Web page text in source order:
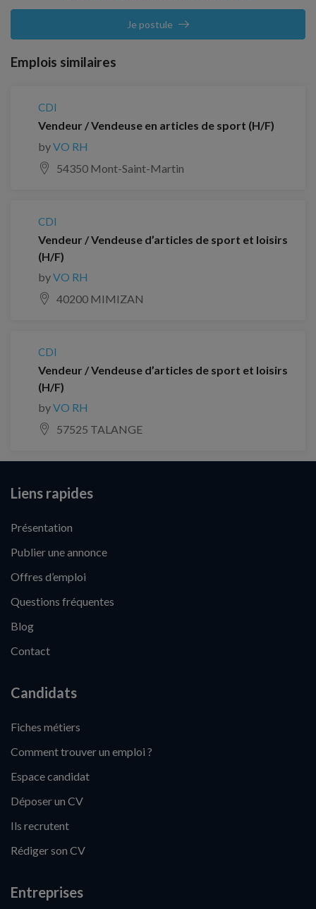
Je postule
Emplois similaires
CDI
Vendeur / Vendeuse en articles de sport (H/F)
byVO RH
54350 Mont-Saint-Martin
CDI
Vendeur / Vendeuse d’articles de sport et loisirs
(H/F)
byVO RH
40200 MIMIZAN
CDI
Vendeur / Vendeuse d’articles de sport et loisirs
(H/F)
byVO RH
57525 TALANGE
Liens rapides
Présentation
Publier une annonce
Offres d’emploi
Questions fréquentes
Blog
Contact
Candidats
Fiches métiers
Comment trouver un emploi ?
Espace candidat
Déposer un CV
Ils recrutent
Rédiger son CV
Entreprises